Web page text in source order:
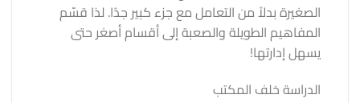
الصغيرة بدلاً من التعامل مع جزء كبير جدًا. لذا قسّم
المفاهيم الطويلة والصعبة إلى أقسام أصغر حتى
يسهل إدارتها!
الدراسة خلف المكتب